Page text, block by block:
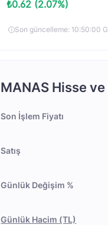
₺0.62 (2.07%)
Son güncelleme: 10:50:00
MANAS Hisse
Son İşlem Fiyatı
Satış
Günlük Değişim %
Günlük Hacim (TL)